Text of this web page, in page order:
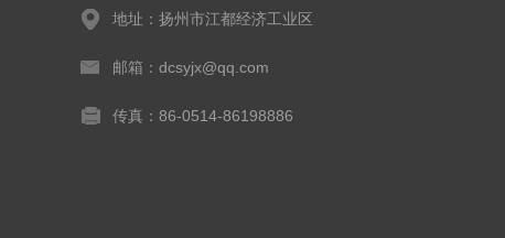
地址：扬州市江都经济工业区
邮箱：dcsyjx@qq.com
传真：86-0514-86198886